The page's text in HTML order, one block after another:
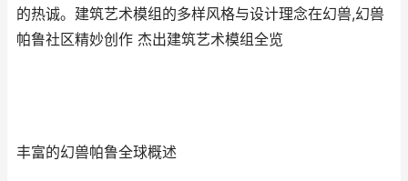
的热诚。建筑艺术模组的多样风格与设计理念在幻兽,幻兽
帕鲁社区精妙创作 杰出建筑艺术模组全览
丰富的幻兽帕鲁全球概述